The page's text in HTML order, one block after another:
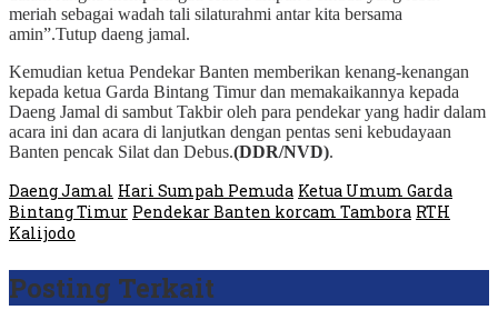
meriah sebagai wadah tali silaturahmi antar kita bersama
amin”.Tutup daeng jamal.
Kemudian ketua Pendekar Banten memberikan kenang-kenangan
kepada ketua Garda Bintang Timur dan memakaikannya kepada
Daeng Jamal di sambut Takbir oleh para pendekar yang hadir dalam
acara ini dan acara di lanjutkan dengan pentas seni kebudayaan
Banten pencak Silat dan Debus.(DDR/NVD).
Daeng Jamal Hari Sumpah Pemuda Ketua Umum Garda
Bintang Timur Pendekar Banten korcam Tambora RTH
Kalijodo
Posting Terkait